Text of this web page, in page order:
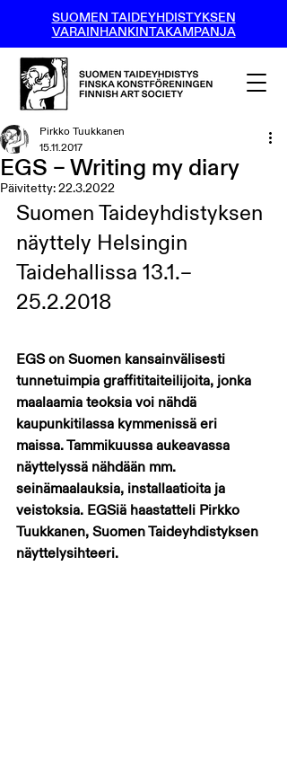
SUOMEN TAIDEYHDISTYKSEN
VARAINHANKINTAKAMPANJA
EGS – Writing my diary
Pirkko Tuukkanen
15.11.2017
Päivitetty:22.3.2022
Suomen Taideyhdistyksen
näyttely Helsingin
Taidehallissa 13.1.–
25.2.2018
EGS on Suomen kansainvälisesti
tunnetuimpia graffititaiteilijoita, jonka
maalaamia teoksia voi nähdä
kaupunkitilassa kymmenissä eri
maissa. Tammikuussa aukeavassa
näyttelyssä nähdään mm.
seinämaalauksia, installaatioita ja
veistoksia. EGSiä haastatteli Pirkko
Tuukkanen, Suomen Taideyhdistyksen
näyttelysihteeri.